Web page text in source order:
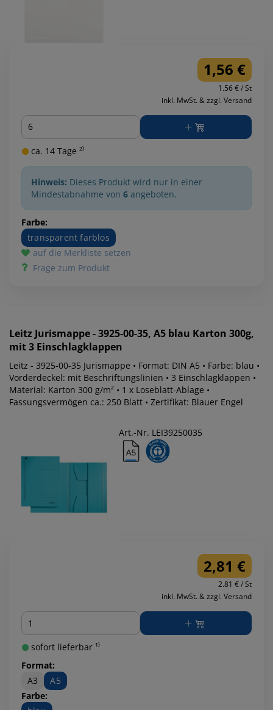
1,56 €
1.56 € / St
inkl. MwSt. & zzgl. Versand
Menge
ca. 14 Tage ²⁾
Hinweis: Dieses Produkt wird nur in einer
Mindestabnahme von 6 angeboten.
Farbe:
transparent farblos
auf die Merkliste setzen
Frage zum Produkt
Leitz Jurismappe - 3925-00-35, A5 blau Karton 300g,
mit 3 Einschlagklappen
Leitz - 3925-00-35 Jurismappe • Format: DIN A5 • Farbe: blau •
Vorderdeckel: mit Beschriftungslinien • 3 Einschlagklappen •
Material: Karton 300 g/m² • 1 x Loseblatt-Ablage •
Fassungsvermögen ca.: 250 Blatt • Zertifikat: Blauer Engel
Art.-Nr. LEI39250035
2,81 €
2.81 € / St
inkl. MwSt. & zzgl. Versand
Menge
sofort lieferbar ¹⁾
Format:
A3
A5
Farbe: